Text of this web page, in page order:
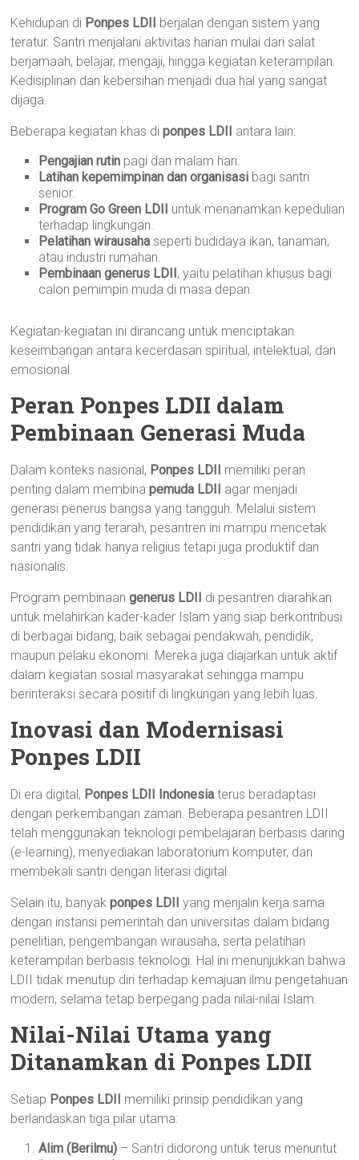
Kehidupan di Ponpes LDII berjalan dengan sistem yang
teratur. Santri menjalani aktivitas harian mulai dari salat
berjamaah, belajar, mengaji, hingga kegiatan keterampilan.
Kedisiplinan dan kebersihan menjadi dua hal yang sangat
dijaga.
Beberapa kegiatan khas diponpes LDII antara lain:
Pengajian rutin pagi dan malam hari.
Latihan kepemimpinan dan organisasi bagi santri
senior.
Program Go Green LDII untuk menanamkan kepedulian
terhadap lingkungan.
Pelatihan wirausaha seperti budidaya ikan, tanaman,
atau industri rumahan.
Pembinaan generus LDII, yaitu pelatihan khusus bagi
calon pemimpin muda di masa depan.
Kegiatan-kegiatan ini dirancang untuk menciptakan
keseimbangan antara kecerdasan spiritual, intelektual, dan
emosional.
Peran Ponpes LDII dalam
Pembinaan Generasi Muda
Dalam konteks nasional, Ponpes LDII memiliki peran
penting dalam membinapemuda LDII agar menjadi
generasi penerus bangsa yang tangguh. Melalui sistem
pendidikan yang terarah, pesantren ini mampu mencetak
santri yang tidak hanya religius tetapi juga produktif dan
nasionalis.
Program pembinaangenerus LDII di pesantren diarahkan
untuk melahirkan kader-kader Islam yang siap berkontribusi
di berbagai bidang, baik sebagai pendakwah, pendidik,
maupun pelaku ekonomi. Mereka juga diajarkan untuk aktif
dalam kegiatan sosial masyarakat sehingga mampu
berinteraksi secara positif di lingkungan yang lebih luas.
Inovasi dan Modernisasi
Ponpes LDII
Di era digital, Ponpes LDII Indonesia terus beradaptasi
dengan perkembangan zaman. Beberapa pesantren LDII
telah menggunakan teknologi pembelajaran berbasis daring
(e-learning), menyediakan laboratorium komputer, dan
membekali santri dengan literasi digital.
Selain itu, banyakponpes LDII yang menjalin kerja sama
dengan instansi pemerintah dan universitas dalam bidang
penelitian, pengembangan wirausaha, serta pelatihan
keterampilan berbasis teknologi. Hal ini menunjukkan bahwa
LDII tidak menutup diri terhadap kemajuan ilmu pengetahuan
modern, selama tetap berpegang pada nilai-nilai Islam.
Nilai-Nilai Utama yang
Ditanamkan di Ponpes LDII
Setiap Ponpes LDII memiliki prinsip pendidikan yang
berlandaskan tiga pilar utama:
Alim (Berilmu) – Santri didorong untuk terus menuntut